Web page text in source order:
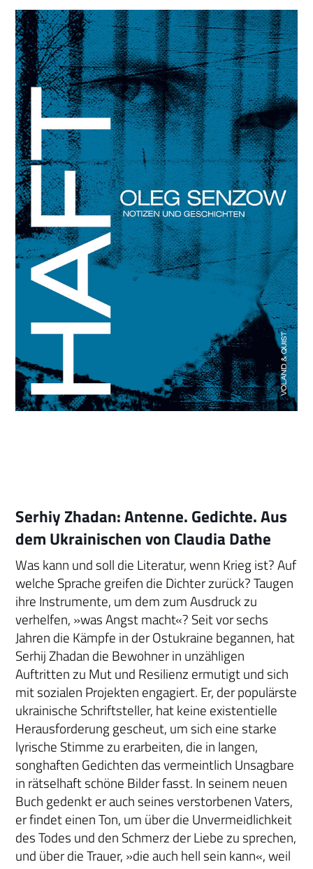
Serhiy Zhadan: Antenne. Gedichte. Aus
dem Ukrainischen von Claudia Dathe
Was kann und soll die Literatur, wenn Krieg ist? Auf
welche Sprache greifen die Dichter zurück? Taugen
ihre Instrumente, um dem zum Ausdruck zu
verhelfen, »was Angst macht«? Seit vor sechs
Jahren die Kämpfe in der Ostukraine begannen, hat
Serhij Zhadan die Bewohner in unzähligen
Auftritten zu Mut und Resilienz ermutigt und sich
mit sozialen Projekten engagiert. Er, der populärste
ukrainische Schriftsteller, hat keine existentielle
Herausforderung gescheut, um sich eine starke
lyrische Stimme zu erarbeiten, die in langen,
songhaften Gedichten das vermeintlich Unsagbare
in rätselhaft schöne Bilder fasst. In seinem neuen
Buch gedenkt er auch seines verstorbenen Vaters,
er findet einen Ton, um über die Unvermeidlichkeit
des Todes und den Schmerz der Liebe zu sprechen,
und über die Trauer, »die auch hell sein kann«, weil